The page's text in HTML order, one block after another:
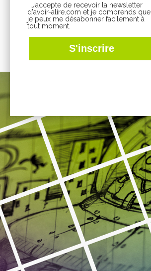
J’accepte de recevoir la newsletter
d'avoir-alire.com et je comprends que
je peux me désabonner facilement à
tout moment.